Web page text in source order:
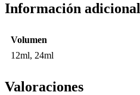
Información adicional
Volumen
12ml, 24ml
Valoraciones